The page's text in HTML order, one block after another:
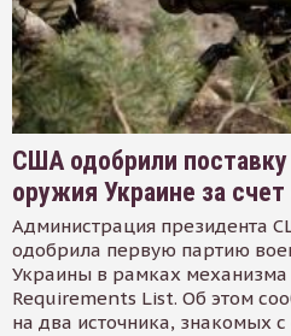
США одобрили
оружия Украине за
Администрация президента
одобрила первую партию
Украины в рамках
Requirements List. Об этом
на два источника, знакомых с